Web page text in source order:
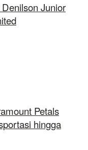
Junior
Petals
hingga